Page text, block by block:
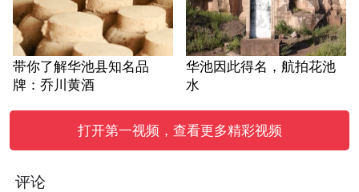
带你了解华池县知名品
牌：乔川黄酒
华池因此得名，航拍花池
水
打开第一视频，查看更多精彩视频
评论